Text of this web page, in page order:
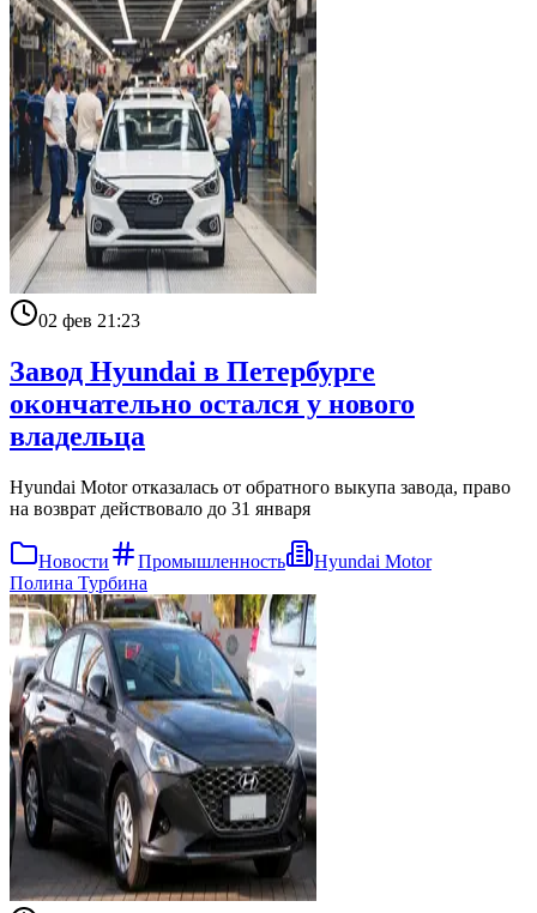
02 фев 21:23
Завод Hyundai в Петербурге
окончательно остался у нового
владельца
Hyundai Motor отказалась от обратного выкупа завода, право
на возврат действовало до 31 января
Новости Промышленность
Hyundai Motor
Полина Турбина